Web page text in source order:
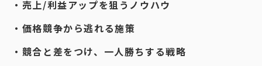
・売上/利益アップを狙うノウハウ
・価格競争から逃れる施策
・競合と差をつけ、一人勝ちする戦略